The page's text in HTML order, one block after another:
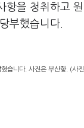
항을 청취하고 원
부했습니다.
습니다. 사진은 부산항. (사진